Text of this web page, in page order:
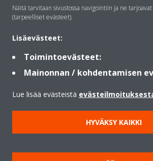
Ratkaisut
Yhteystiedot
Lämpöpumput
Copyright © Daikin
Lainmukainen ilmoitus
Evästeilmoitus
Näitä tarvitaan sivustossa navigointiin ja ne
(tarpeelliset evästeet).
Lisäevästeet:
Toimintoevästeet:
Mainonnan / kohdentamisen
Lue lisää evästeistä
HYVÄKSY KAIKKI